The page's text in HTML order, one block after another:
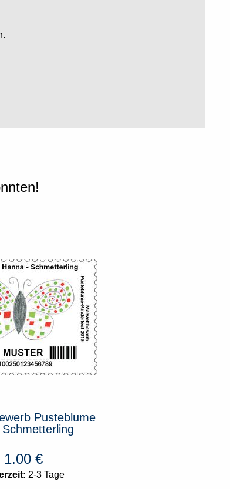
Pusteblume
1.00 €
2-3 Tage